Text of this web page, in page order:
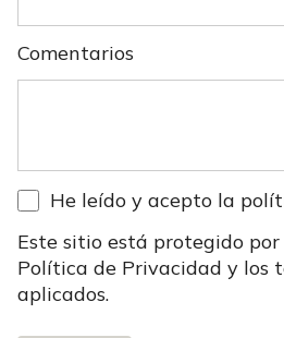
Comentarios
He leído y acepto la
Este sitio está protegido por
Política de Privacidad y los
aplicados.